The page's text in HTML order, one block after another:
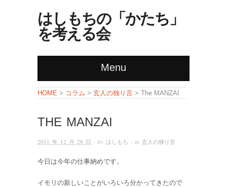
はしもちの「かたち」
を考える会
Menu
HOME > コラム > 玄人の独り言 > The MANZAI
THE MANZAI
2011 年 12 月 28 日 · by はしもち · in 玄人の独り言
今日は今年の仕事納めです。
イモリの新しいことがいろいろ分かってきたので